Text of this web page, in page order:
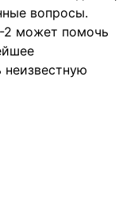
вопросы.
2 может помочь